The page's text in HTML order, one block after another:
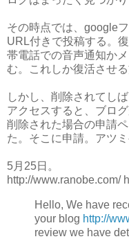
その時点では、google
URL付きで投稿する。
帯電話での音声通知か
む。これしか復活させ
しかし、削除されてし
アクセスすると、ブロ
削除された場合の申請
た。そこに申請。アツ
5月25日。
http://www.ranobe.com/
Hello, We have
your blog http://
review we have